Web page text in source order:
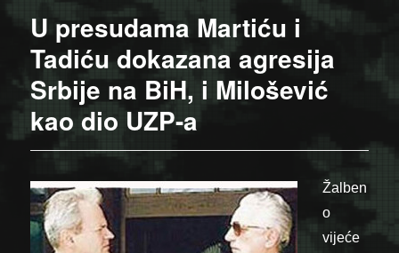
U presudama Martiću i
Tadiću dokazana agresija
Srbije na BiH, i Milošević
kao dio UZP-a
Žalben
o
vijeće